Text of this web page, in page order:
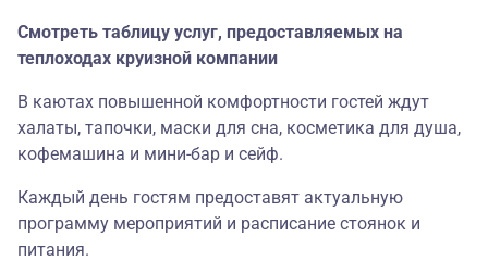
Смотреть таблицу услуг, предоставляемых на
теплоходах круизной компании
В каютах повышенной комфортности гостей ждут
халаты, тапочки, маски для сна, косметика для душа,
кофемашина и мини-бар и сейф.
Каждый день гостям предоставят актуальную
программу мероприятий и расписание стоянок и
питания.